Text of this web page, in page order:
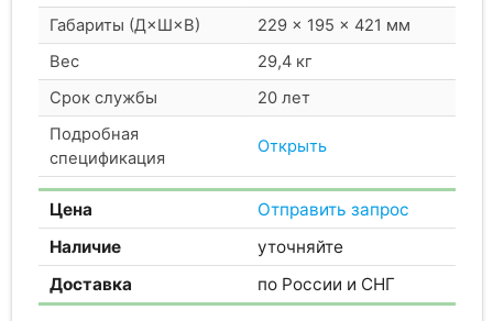
Габариты (Д×Ш×В)
229 × 195 × 421 мм
Вес
29,4 кг
Срок службы
20 лет
Подробная
спецификация
Открыть
Цена
Отправить запрос
Наличие
уточняйте
Доставка
по России и СНГ